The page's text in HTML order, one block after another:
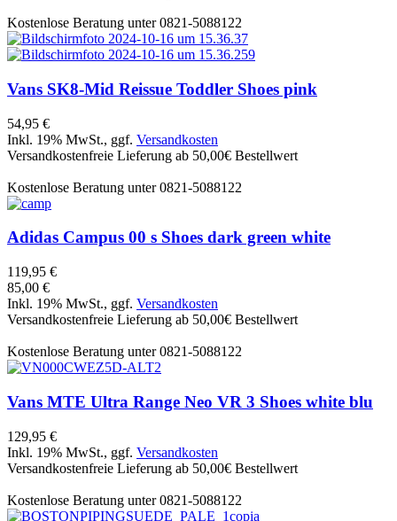
Kostenlose Beratung unter 0821-5088122
Vans SK8-Mid Reissue Toddler Shoes pink
54,95 €
Inkl. 19% MwSt., ggf. Versandkosten
Versandkostenfreie Lieferung ab 50,00€ Bestellwert
Kostenlose Beratung unter 0821-5088122
Adidas Campus 00 s Shoes dark green white
119,95 €
85,00 €
Inkl. 19% MwSt., ggf. Versandkosten
Versandkostenfreie Lieferung ab 50,00€ Bestellwert
Kostenlose Beratung unter 0821-5088122
Vans MTE Ultra Range Neo VR 3 Shoes white blu
129,95 €
Inkl. 19% MwSt., ggf. Versandkosten
Versandkostenfreie Lieferung ab 50,00€ Bestellwert
Kostenlose Beratung unter 0821-5088122